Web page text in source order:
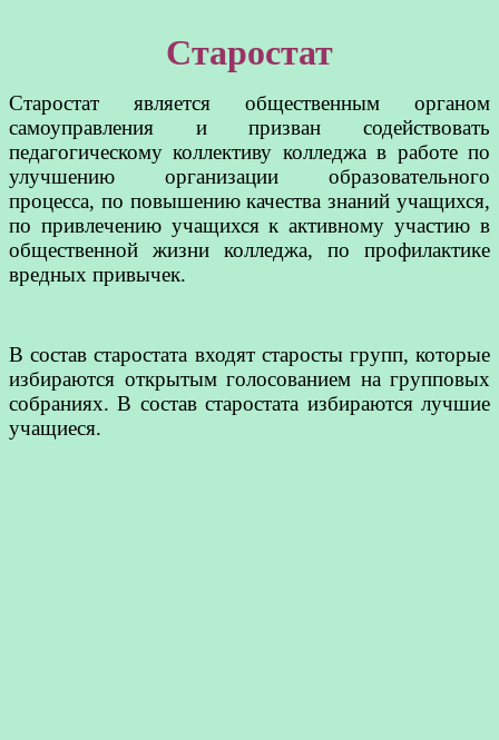
Старостат
Старостат является общественным органом
самоуправления и призван содействовать
педагогическому коллективу колледжа в работе по
улучшению организации образовательного
процесса, по повышению качества знаний учащихся,
по привлечению учащихся к активному участию в
общественной жизни колледжа, по профилактике
вредных привычек.
В состав старостата входят старосты групп, которые
избираются открытым голосованием на групповых
собраниях. В состав старостата избираются лучшие
учащиеся.